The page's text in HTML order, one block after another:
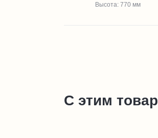
Высота: 770 мм
С этим